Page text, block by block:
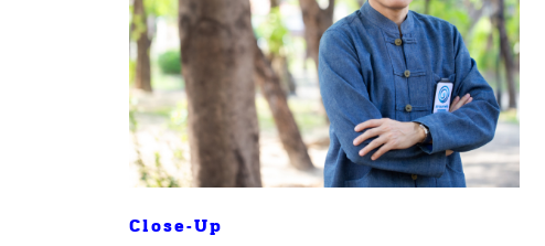
Close-Up